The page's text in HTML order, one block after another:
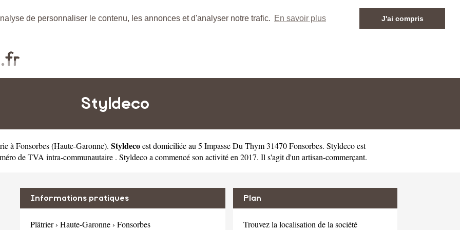
de personnaliser le contenu, les annonces et d'analyser notre trafic. En savoir plus J'ai compris
Styldeco
à Fonsorbes(Haute-Garonne). Styldecoest domiciliée au 5 Impasse Du Thym 31470 Fonsorbes. Styldeco est
de TVA intra-communautaire . Styldeco a commencé son activité en 2017. Il s'agit d'un artisan-commerçant.
Informations pratiques
Plâtrier› Haute-Garonne› Fonsorbes
Plan
Trouvez la localisation de la société